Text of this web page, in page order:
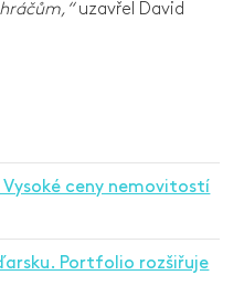
uzavřel David
Vysoké ceny nemovitostí
Portfolio rozšiřuje